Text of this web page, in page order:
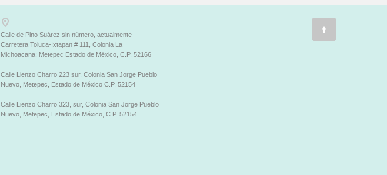
Calle de Pino Suárez sin número, actualmente
Carretera Toluca-Ixtapan # 111, Colonia La
Michoacana; Metepec Estado de México, C.P. 52166
Calle Lienzo Charro 223 sur, Colonia San Jorge Pueblo
Nuevo, Metepec, Estado de México C.P. 52154
Calle Lienzo Charro 323, sur, Colonia San Jorge Pueblo
Nuevo, Metepec, Estado de México, C.P. 52154.